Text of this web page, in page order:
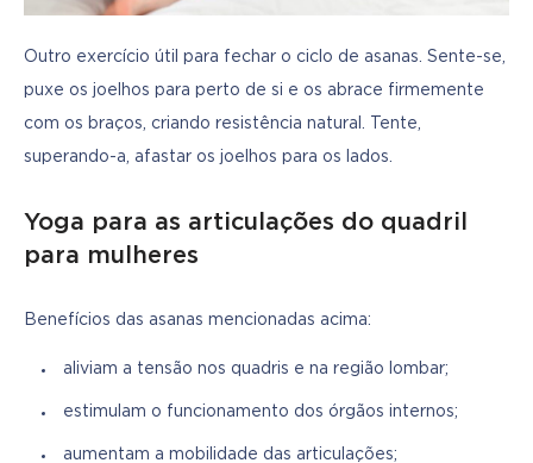
Outro exercício útil para fechar o ciclo de asanas. Sente-se,
puxe os joelhos para perto de si e os abrace firmemente
com os braços, criando resistência natural. Tente,
superando-a, afastar os joelhos para os lados.
Yoga para as articulações do quadril
para mulheres
Benefícios das asanas mencionadas acima:
aliviam a tensão nos quadris e na região lombar;
estimulam o funcionamento dos órgãos internos;
aumentam a mobilidade das articulações;